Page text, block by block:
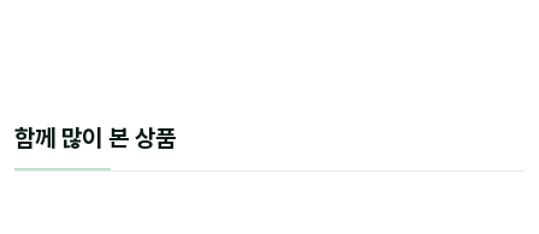
함께 많이 본 상품